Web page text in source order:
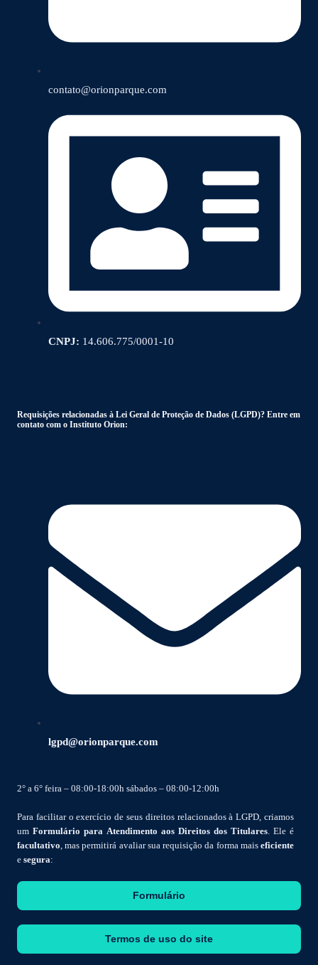
contato@orionparque.com
CNPJ: 14.606.775/0001-10
Requisições relacionadas à Lei Geral de Proteção de Dados (LGPD)? Entre em
contato com o Instituto Orion:
lgpd@orionparque.com
2° a 6° feira – 08:00-18:00h sábados – 08:00-12:00h
Para facilitar o exercício de seus direitos relacionados à LGPD, criamos
um Formulário para Atendimento aos Direitos dos Titulares . Ele é
facultativo , mas permitirá avaliar sua requisição da forma mais eficiente
e segura:
Formulário
Termos de uso do site